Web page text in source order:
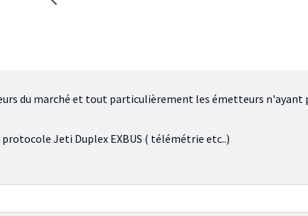
du marché et tout particulièrement les émetteurs
Jeti Duplex EXBUS ( télémétrie etc..)